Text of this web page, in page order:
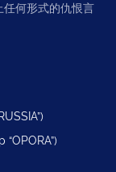
任何形式的仇恨言